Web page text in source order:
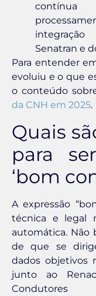
Senatran e
Para entender
evoluiu e o que
o conteúdo
da CNH em 2025.
Quais
para
‘bom
A expressão
técnica e legal
automática. Não
de que se
dados objetivos
junto ao
Condutores